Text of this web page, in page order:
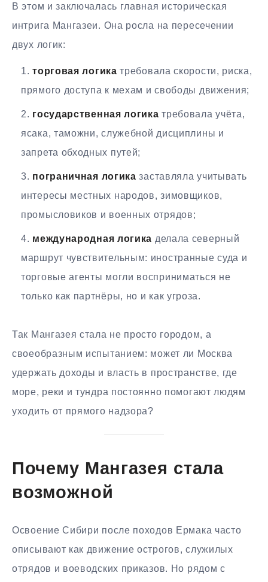
В этом и заключалась главная историческая
интрига Мангазеи. Она росла на пересечении
двух логик:
торговая логика требовала скорости, риска,
прямого доступа к мехам и свободы движения;
государственная логика требовала учёта,
ясака, таможни, служебной дисциплины и
запрета обходных путей;
пограничная логика заставляла учитывать
интересы местных народов, зимовщиков,
промысловиков и военных отрядов;
международная логика делала северный
маршрут чувствительным: иностранные суда и
торговые агенты могли восприниматься не
только как партнёры, но и как угроза.
Так Мангазея стала не просто городом, а
своеобразным испытанием: может ли Москва
удержать доходы и власть в пространстве, где
море, реки и тундра постоянно помогают людям
уходить от прямого надзора?
Почему Мангазея стала
возможной
Освоение Сибири после походов Ермака часто
описывают как движение острогов, служилых
отрядов и воеводских приказов. Но рядом с